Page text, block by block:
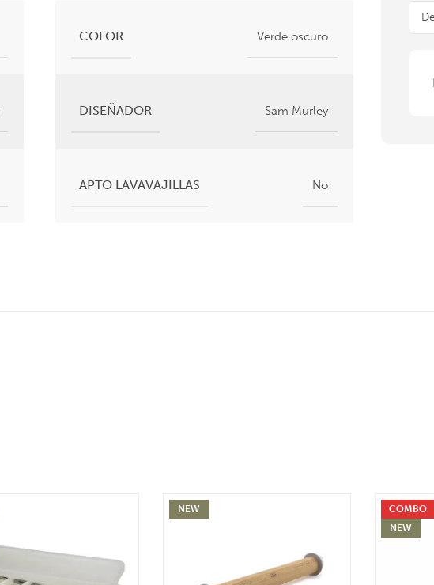
COLOR Verde oscuro
DISEÑADOR Sam Murley
APTO LAVAVAJILLAS No
NEW
COMBO
NEW